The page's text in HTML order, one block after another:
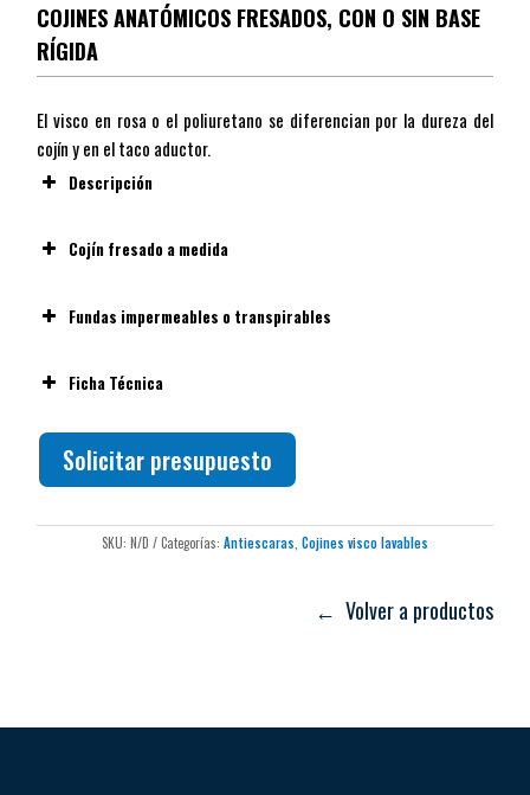
COJINES ANATÓMICOS FRESADOS, CON O SIN BASE
RÍGIDA
El visco en rosa o el poliuretano se diferencian por la dureza del
cojín y en el taco aductor.
Descripción
Cojín fresado a medida
Fundas impermeables o transpirables
Ficha Técnica
Solicitar presupuesto
SKU: N/D Categorías: Antiescaras Cojines visco lavables
← Volver a productos